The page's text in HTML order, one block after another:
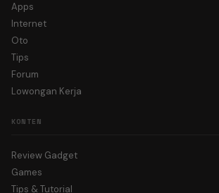
Apps
Internet
Oto
Tips
Forum
Lowongan Kerja
KONTEN
Review Gadget
Games
Tips & Tutorial